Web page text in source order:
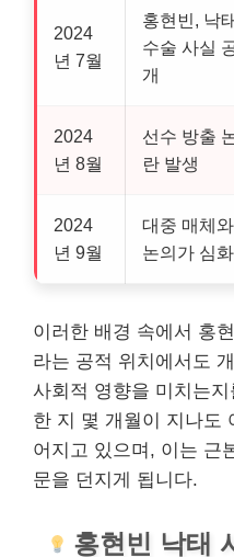
2024
년 7월
홍현빈, 낙
수술 사실
개
2024
년 8월
선수 방출
란 발생
2024
년 9월
대중 매체와
논의가 심
이러한 배경 속에서 홍
라는 공적 위치에서도
사회적 영향을 미치는
한 지 몇 개월이 지나도
어지고 있으며, 이는 근
문을 던지게 됩니다.
홍현빈 낙태